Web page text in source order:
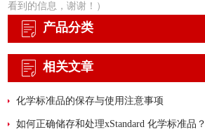
看到的信息，谢谢！）
产品分类
相关文章
化学标准品的保存与使用注意事项
如何正确储存和处理xStandard 化学标准品？